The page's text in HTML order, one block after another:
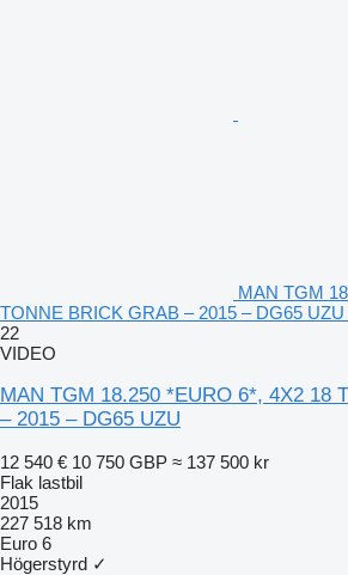
MAN TGM
TONNE BRICK GRAB – 2015 – DG65 UZU
22
VIDEO
MAN TGM 18.250 *EURO 6*, 4X2 18
– 2015 – DG65 UZU
12 540 € 10 750 GBP ≈ 137 500 kr
Flak lastbil
2015
227 518 km
Euro 6
Högerstyrd ✓